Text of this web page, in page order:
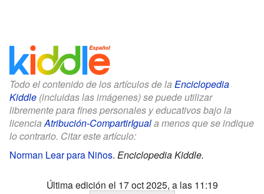
Todo el contenido de los artículos de la Enciclopedia
Kiddle (incluidas las imágenes) se puede utilizar
libremente para fines personales y educativos bajo la
licenciaAtribución-CompartirIguala menos que se indique
lo contrario. Citar este artículo:
Norman Lear para Niños. Enciclopedia Kiddle.
Última edición el 17 oct 2025, a las 11:19